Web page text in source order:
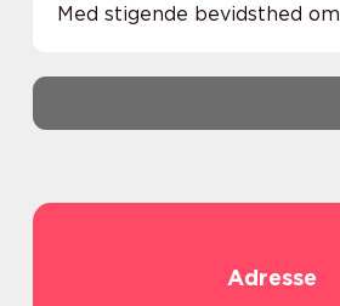
Med stigende bevidsthed om
Adresse